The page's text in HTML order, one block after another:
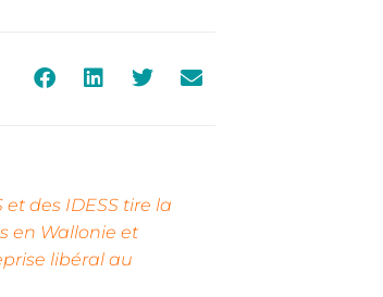
des IDESS tire la
en Wallonie et
libéral au